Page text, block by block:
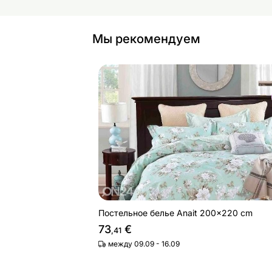
Мы рекомендуем
Постельное белье Anait 200x220
Найдите похожие
Постельное белье Anait 200x220 cm
73,41 €
между 09.09 - 16.09